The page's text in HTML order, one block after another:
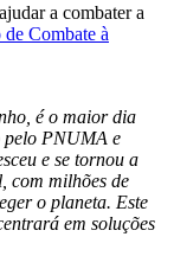
a combater a
Combate à
é o maior dia
pelo PNUMA e
e se tornou a
com milhões de
o planeta. Este
em soluções